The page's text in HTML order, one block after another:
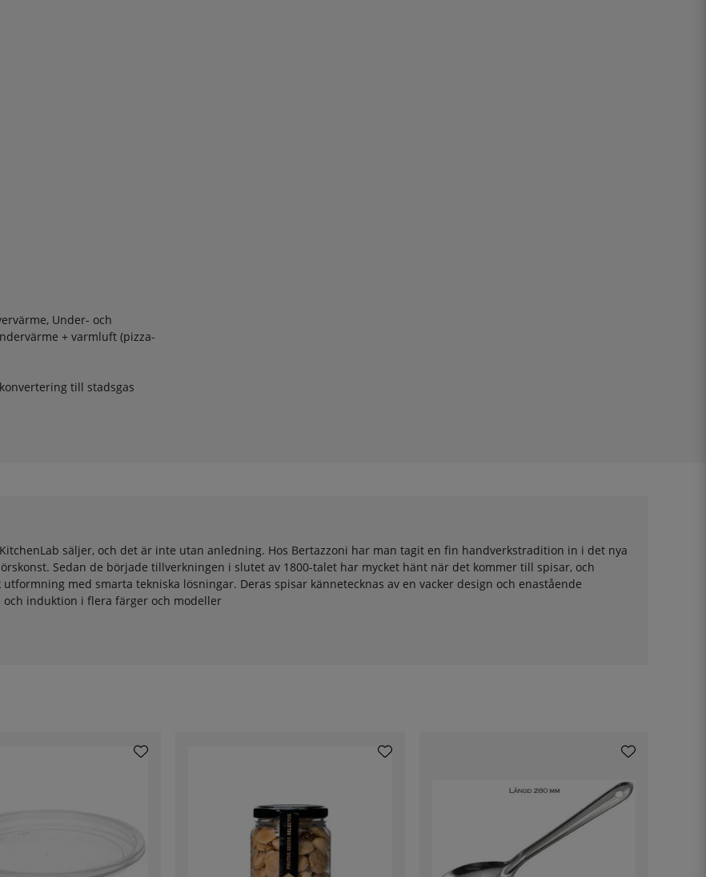
Under- och
+ varmluft (pizza-
till stadsgas
säljer, och det är inte utan anledning. Hos Bertazzoni har man tagit en fin handverkstradition in i det nya
Sedan de började tillverkningen i slutet av 1800-talet har mycket hänt när det kommer till spisar, och
med smarta tekniska lösningar. Deras spisar kännetecknas av en vacker design och enastående
induktion i flera färger och modeller